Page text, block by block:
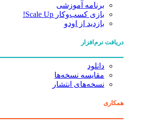
برنامه آموزشی
بازی کسب‌وکار Scale Up!
بازدید از اودو
دریافت نرم‌افزار
دانلود
مقایسه نسخه‌ها
نسخه‌های انتشار
همکاری